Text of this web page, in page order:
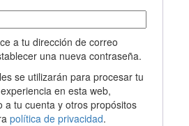
a tu dirección de correo
una nueva contraseña.
se utilizarán para procesar tu
en esta web,
a tu cuenta y otros propósitos
política de privacidad.